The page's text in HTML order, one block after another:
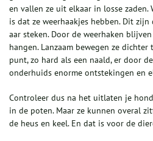
en vallen ze uit elkaar in losse zaden.
is dat ze weerhaakjes hebben. Dit
aar steken. Door de weerhaken
hangen. Lanzaam bewegen ze
punt, zo hard als een naald, er door
onderhuids enorme ontstekingen en
Controleer dus na het uitlaten je
in de poten. Maar ze kunnen overal
de heus en keel. En dat is voor de